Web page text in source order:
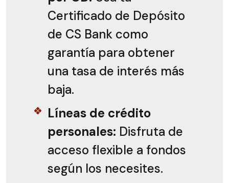
Certificado de Depósito
de CS Bank como
garantía para obtener
una tasa de interés más
baja.
Líneas de crédito
personales: Disfruta de
acceso flexible a fondos
según los necesites.